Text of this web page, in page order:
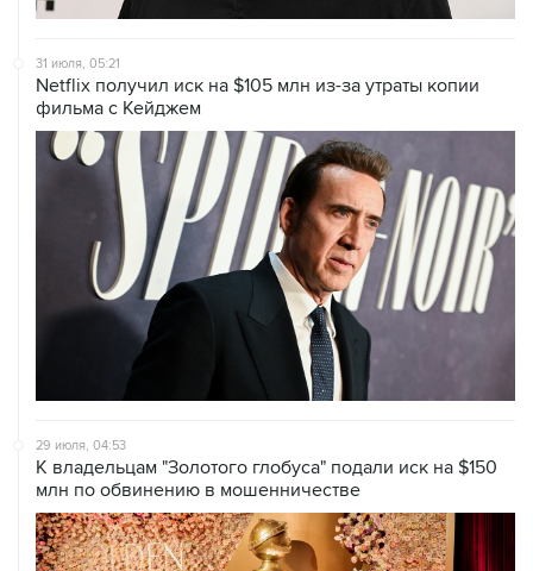
31 июля, 05:21
Netflix получил иск на $105 млн из-за утраты копии
фильма с Кейджем
29 июля, 04:53
К владельцам "Золотого глобуса" подали иск на $150
млн по обвинению в мошенничестве